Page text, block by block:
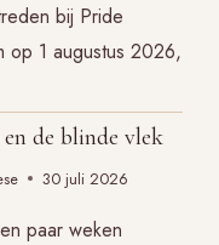
bij Pride
op 1 augustus 2026,
de blinde vlek
30 juli 2026
paar weken